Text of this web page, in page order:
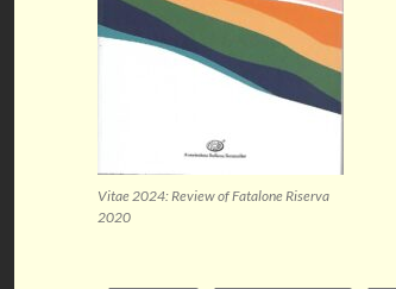
Vitae 2024: Review of Fatalone Riserva
2020